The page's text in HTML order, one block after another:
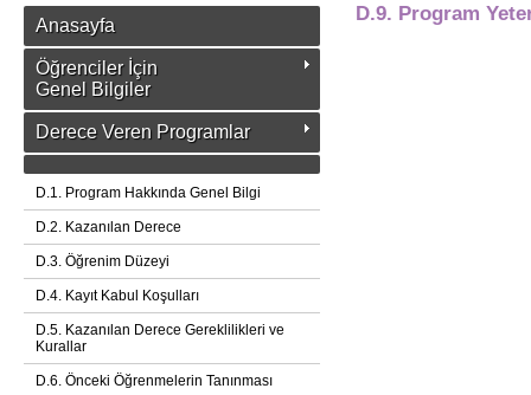
Anasayfa
Öğrenciler İçin
Genel Bilgiler
Derece Veren Programlar
D.1. Program Hakkında Genel Bilgi
D.2. Kazanılan Derece
D.3. Öğrenim Düzeyi
D.4. Kayıt Kabul Koşulları
D.5. Kazanılan Derece Gereklilikleri ve
Kurallar
D.6. Önceki Öğrenmelerin Tanınması
D.9. Program